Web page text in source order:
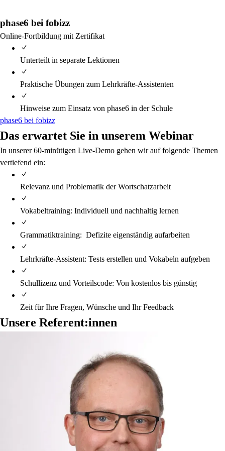
phase6 bei fobizz
Online-Fortbildung mit Zertifikat
Unterteilt in separate Lektionen
Praktische Übungen zum Lehrkräfte-Assistenten
Hinweise zum Einsatz von phase6 in der Schule
phase6 bei fobizz
Das erwartet Sie in unserem Webinar
In unserer 60-minütigen Live-Demo gehen wir auf folgende Themen
vertiefend ein:
Relevanz und Problematik der Wortschatzarbeit
Vokabeltraining: Individuell und nachhaltig lernen
Grammatiktraining: Defizite eigenständig aufarbeiten
Lehrkräfte-Assistent: Tests erstellen und Vokabeln aufgeben
Schullizenz und Vorteilscode: Von kostenlos bis günstig
Zeit für Ihre Fragen, Wünsche und Ihr Feedback
Unsere Referent:innen